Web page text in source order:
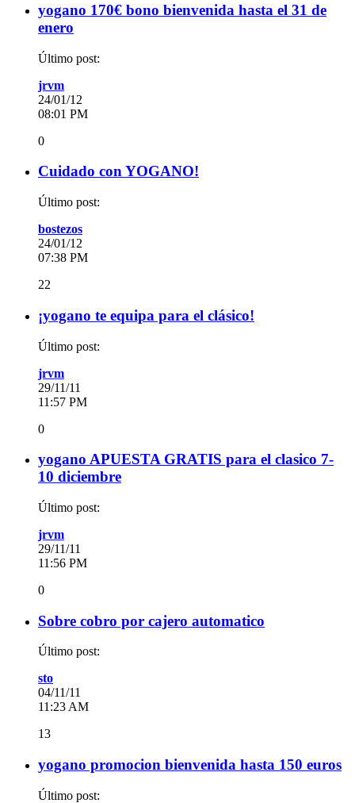
yogano 170€ bono bienvenida hasta el 31 de
enero
Último post:
jrvm
24/01/12
08:01 PM
0
Cuidado con YOGANO!
Último post:
bostezos
24/01/12
07:38 PM
22
¡yogano te equipa para el clásico!
Último post:
jrvm
29/11/11
11:57 PM
0
yogano APUESTA GRATIS para el clasico 7-
10 diciembre
Último post:
jrvm
29/11/11
11:56 PM
0
Sobre cobro por cajero automatico
Último post:
sto
04/11/11
11:23 AM
13
yogano promocion bienvenida hasta 150 euros
Último post: